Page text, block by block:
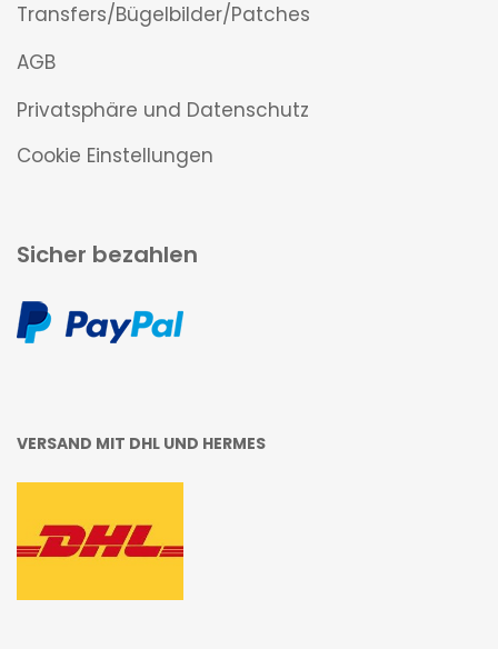
Transfers/Bügelbilder/Patches
AGB
Privatsphäre und Datenschutz
Cookie Einstellungen
Sicher bezahlen
VERSAND MIT DHL UND HERMES